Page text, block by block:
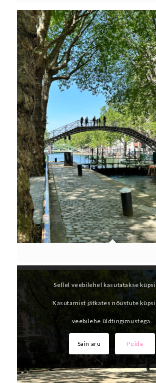
Sellel veebilehel kasutatakse
Kasutamist jätkates nõustute
veebilehe üldtingimustega.
Sain aru Peida